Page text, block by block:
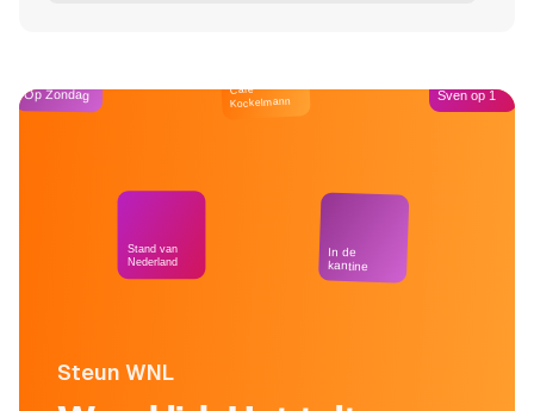
Steun WNL
Op Zondag
Stand van
Nederland
Café
Kockelmann
In de
kantine
Sven op 1